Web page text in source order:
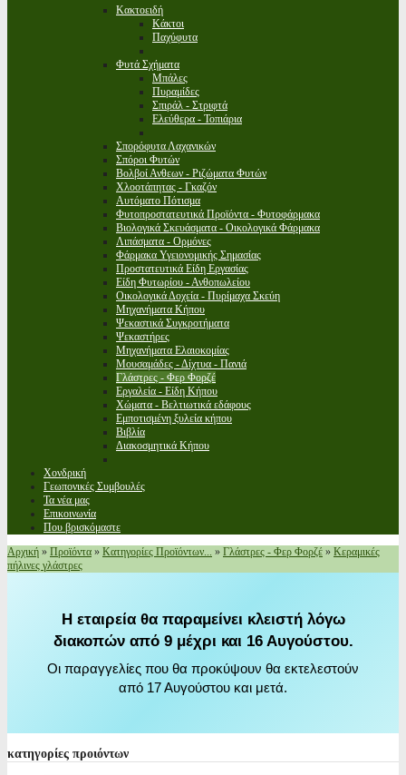
Κακτοειδή
Κάκτοι
Παχύφυτα
Φυτά Σχήματα
Μπάλες
Πυραμίδες
Σπιράλ - Στριφτά
Ελεύθερα - Τοπιάρια
Σπορόφυτα Λαχανικών
Σπόροι Φυτών
Βολβοί Ανθεων - Ριζώματα Φυτών
Χλοοτάπητας - Γκαζόν
Αυτόματο Πότισμα
Φυτοπροστατευτικά Προϊόντα - Φυτοφάρμακα
Βιολογικά Σκευάσματα - Οικολογικά Φάρμακα
Λιπάσματα - Ορμόνες
Φάρμακα Υγειονομικής Σημασίας
Προστατευτικά Είδη Εργασίας
Είδη Φυτωρίου - Ανθοπωλείου
Οικολογικά Δοχεία - Πυρίμαχα Σκεύη
Μηχανήματα Κήπου
Ψεκαστικά Συγκροτήματα
Ψεκαστήρες
Μηχανήματα Ελαιοκομίας
Μουσαμάδες - Δίχτυα - Πανιά
Γλάστρες - Φερ Φορζέ
Εργαλεία - Είδη Κήπου
Χώματα - Βελτιωτικά εδάφους
Εμποτισμένη ξυλεία κήπου
Βιβλία
Διακοσμητικά Κήπου
Χονδρική
Γεωπονικές Συμβουλές
Τα νέα μας
Επικοινωνία
Που βρισκόμαστε
Αρχική » Προϊόντα » Κατηγορίες Προϊόντων... » Γλάστρες - Φερ Φορζέ » Κεραμικές
πήλινες γλάστρες
Η εταιρεία θα παραμείνει κλειστή λόγω
διακοπών από 9 μέχρι και 16 Αυγούστου.
Οι παραγγελίες που θα προκύψουν θα εκτελεστούν
από 17 Αυγούστου και μετά.
κατηγορίες προιόντων